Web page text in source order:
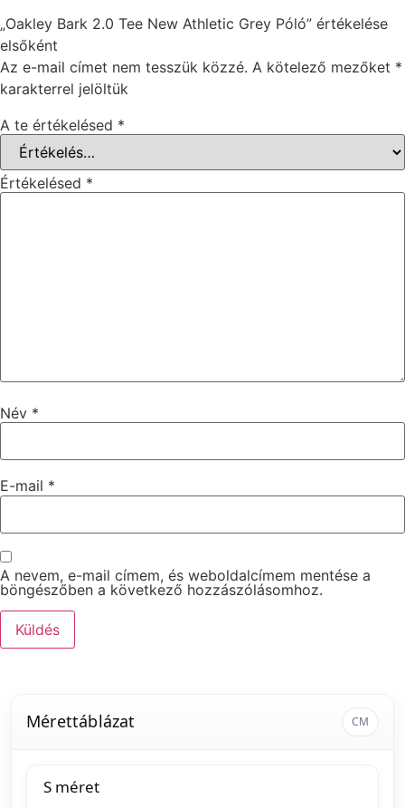
„Oakley Bark 2.0 Tee New Athletic Grey Póló” értékelése
elsőként
Az e-mail címet nem tesszük közzé. A kötelező mezőket *
karakterrel jelöltük
A te értékelésed *
Értékelésed *
Név *
E-mail *
A nevem, e-mail címem, és weboldalcímem mentése a
böngészőben a következő hozzászólásomhoz.
Mérettáblázat CM
S méret